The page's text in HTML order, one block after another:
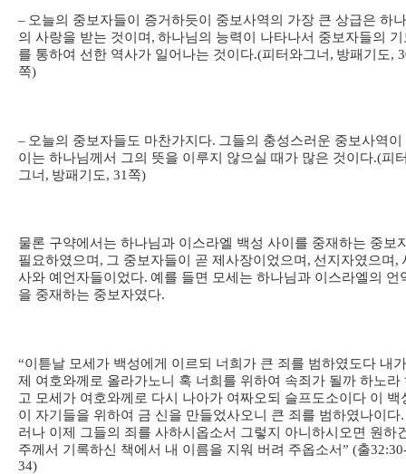
– 오늘의 중보자들이 증거하듯이 중보사역의 가장 큰 상급은 하
의 사랑을 받는 것이며 , 하나님의 능력이 나타나서 중보자들의 기
를 통하여 선한 역사가 일어나는 것이다.(피터와그너 , 방패기도,
쪽)
– 오늘의 중보자들도 마찬가지다. 그들의 충성스러운 중보사역이
이는 하나님께서 그의 뜻을 이루지 않으실 때가 많은 것이다.(피
그너 , 방패기도, 31 쪽)
물론 구약에서는 하나님과 이스라엘 백성 사이를 중재하는 중보
필요하였으며 , 그 중보자들이 곧 제사장이었으며 , 선지자였으며 ,
사와 예언자들이었다. 예를 들면 모세는 하나님과 이스라엘의 언
을 중재하는 중보자였다.
“이튿날 모세가 백성에게 이르되 너희가 큰 죄를 범하였도다 내
제 여호와께로 올라가노니 혹 너희를 위하여 속죄가 될까 하노라
고 모세가 여호와께로 다시 나아가 여짜오되 슬프도소이다 이 백
이 자기들을 위하여 금 신을 만들었사오니 큰 죄를 범하였나이다.
러나 이제 그들의 죄를 사하시옵소서 그렇지 아니하시오면 원하
주께서 기록하신 책에서 내 이름을 지워 버려 주옵소서” (출
34)